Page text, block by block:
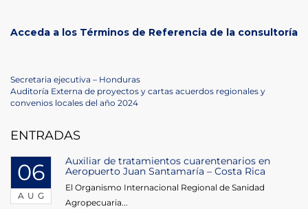
Acceda a los Términos de Referencia de la consultoría
Post
navigation
Previous
Post
Secretaria ejecutiva – Honduras
Next
Post
Auditoría Externa de proyectos y cartas acuerdos regionales y
convenios locales del año 2024
ENTRADAS
06
AUG
Auxiliar de tratamientos cuarentenarios en
Aeropuerto Juan Santamaría – Costa Rica
El Organismo Internacional Regional de Sanidad
Agropecuaria...